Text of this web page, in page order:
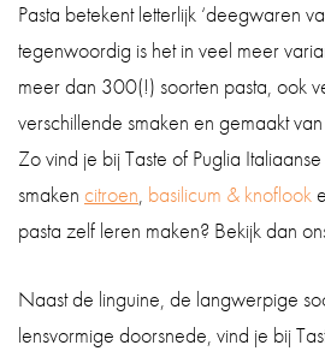
Pasta betekent letterlijk ‘deegwaren
tegenwoordig is het in veel meer
meer dan 300(!) soorten pasta, ook
verschillende smaken en gemaakt
Zo vind je bij Taste of Puglia
smaken citroen, basilicum & knoflook
pasta zelf leren maken? Bekijk dan
Naast de linguine, de langwerpige
lensvormige doorsnede, vind je bij